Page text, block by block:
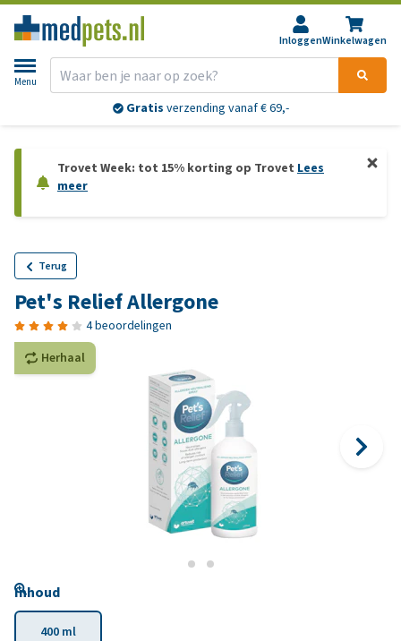
InloggenWinkelwagen
Menu
Gratis verzending vanaf € 69,-
Trovet Week: tot 15% korting op Trovet Lees
meer
Terug
Pet's Relief Allergone
4 beoordelingen
Herhaal
Inhoud
400 ml